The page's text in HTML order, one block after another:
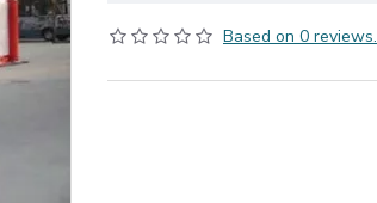
Based on 0 reviews.